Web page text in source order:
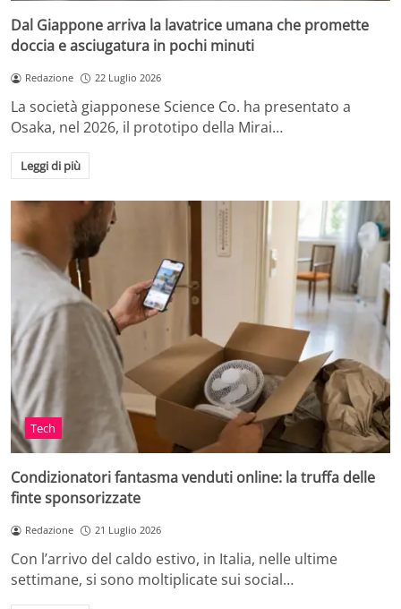
Dal Giappone arriva la lavatrice umana che promette
doccia e asciugatura in pochi minuti
Redazione 22 Luglio 2026
La società giapponese Science Co. ha presentato a
Osaka, nel 2026, il prototipo della Mirai…
Leggi di più
Tech
Condizionatori fantasma venduti online: la truffa delle
finte sponsorizzate
Redazione 21 Luglio 2026
Con l’arrivo del caldo estivo, in Italia, nelle ultime
settimane, si sono moltiplicate sui social…